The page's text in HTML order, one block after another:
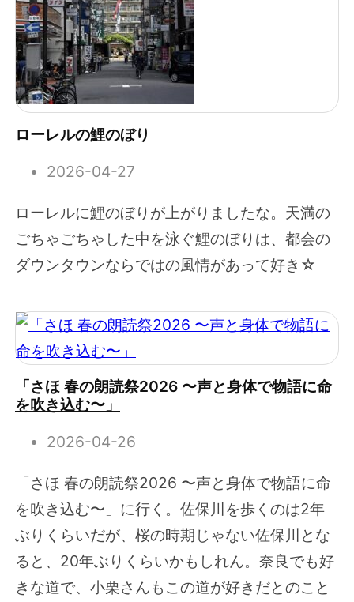
ローレルの鯉のぼり
2026-04-27
ローレルに鯉のぼりが上がりましたな。天満の
ごちゃごちゃした中を泳ぐ鯉のぼりは、都会の
ダウンタウンならではの風情があって好き☆
「さほ 春の朗読祭2026 〜声と身体で物語に命
を吹き込む〜」
2026-04-26
「さほ 春の朗読祭2026 〜声と身体で物語に命
を吹き込む〜」に行く。佐保川を歩くのは2年
ぶりくらいだが、桜の時期じゃない佐保川とな
ると、20年ぶりくらいかもしれん。奈良でも好
きな道で、小栗さんもこの道が好きだとのこと